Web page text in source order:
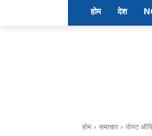
होम देश
होम समाचार पोस्ट